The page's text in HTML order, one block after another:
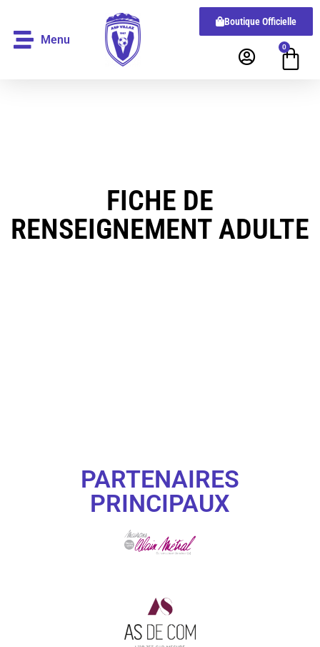
Menu
Boutique Officielle
0
FICHE DE
RENSEIGNEMENT ADULTE
PARTENAIRES
PRINCIPAUX